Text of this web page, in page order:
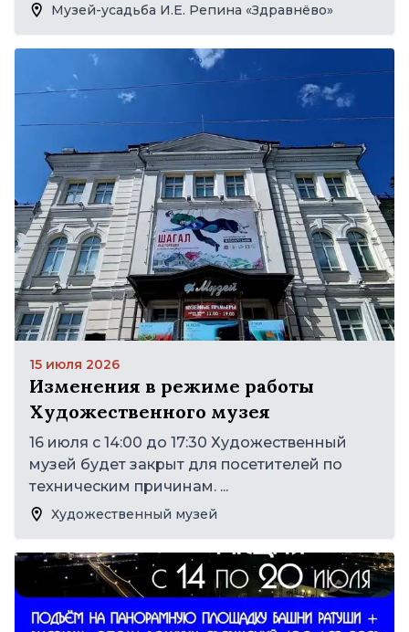
Музей-усадьба И.Е. Репина «Здравнёво»
15 июля 2026
Изменения в режиме работы
Художественного музея
16 июля с 14:00 до 17:30 Художественный
музей будет закрыт для посетителей по
техническим причинам. ...
Художественный музей